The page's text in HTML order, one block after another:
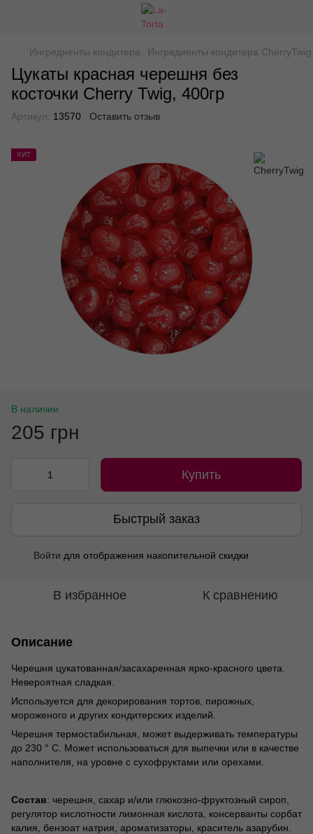
Ингредиенты кондитера Ингредиенты кондитера CherryTwig
Цукаты красная черешня без
косточки Cherry Twig, 400гр
Артикул: 13570 Оставить отзыв
ХИТ
В наличии
205 грн
Купить
Быстрый заказ
Войти для отображения накопительной скидки
В избранное К сравнению
Описание
Черешня цукатованная/засахаренная ярко-красного цвета.
Невероятная сладкая.
Используется для декорирования тортов, пирожных,
мороженого и других кондитерских изделий.
Черешня термостабильная, может выдерживать температуры
до 230 ° C. Может использоваться для выпечки или в качестве
наполнителя, на уровне с сухофруктами или орехами.
Состав: черешня, сахар и/или глюкозно-фруктозный сироп,
регулятор кислотности лимонная кислота, консерванты сорбат
калия, бензоат натрия, ароматизаторы, краситель азарубин.